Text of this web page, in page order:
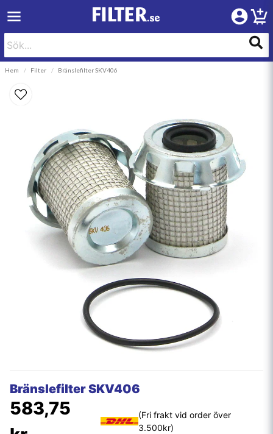
Hem Filter Bränslefilter SKV406
Bränslefilter SKV406
583,75